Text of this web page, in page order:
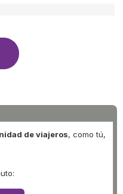
de viajeros, como tú,